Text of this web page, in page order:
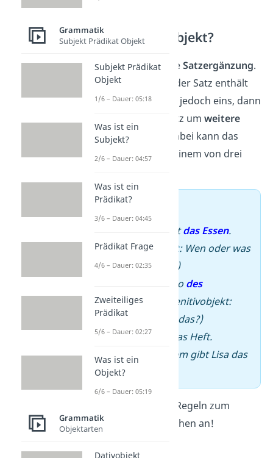
Was ist das Objekt?
DasObjektist eineSatzergänzung.
Das heißt, nicht jeder Satz enthält
ein Objekt. Gibt es jedoch eins, dann
es den Satz um weitere
Informationen
. Dabei kann das
Objekt im Satz in einem von drei
➡️ Beispiel
Der Koch kochtdas Essen.
(Akkusativobjekt: Wen oder was
kocht der Koch?)
Das ist das Auto des
Präsidenten
. (Genitivobjekt:
Wessen Auto ist das?)
–Lisa gibtihm
das Heft.
(Dativobjekt: Wem gibt Lisa das
Heft?)
Schau dir nun die Regeln zum
Satzbau im Deutschen an!
Grammatik
Subjekt Prädikat Objekt
Subjekt Prädikat
Objekt
1/6 – Dauer: 05:18
Was ist ein
Subjekt?
2/6 – Dauer: 04:57
Was ist ein
Prädikat?
3/6 – Dauer: 04:45
Prädikat Frage
4/6 – Dauer: 02:35
Zweiteiliges
Prädikat
5/6 – Dauer: 02:27
Was ist ein
Objekt?
6/6 – Dauer: 05:19
Grammatik
Objektarten
Dativobjekt